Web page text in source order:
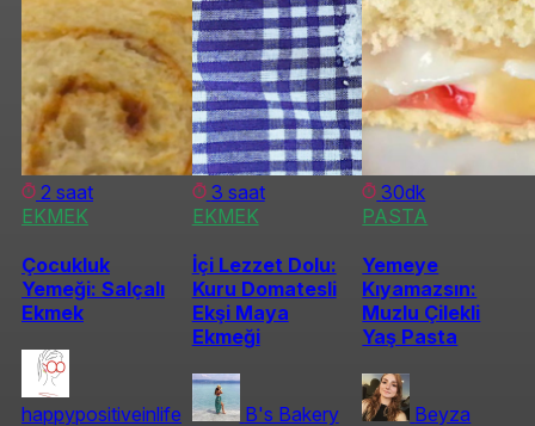
2 saat
EKMEK
Çocukluk
Yemeği: Salçalı
Ekmek
happypositiveinlife
3 saat
EKMEK
İçi Lezzet Dolu:
Kuru Domatesli
Ekşi Maya
Ekmeği
B's Bakery
30dk
PASTA
Yemeye
Kıyamazsın:
Muzlu Çilekli
Yaş Pasta
Beyza